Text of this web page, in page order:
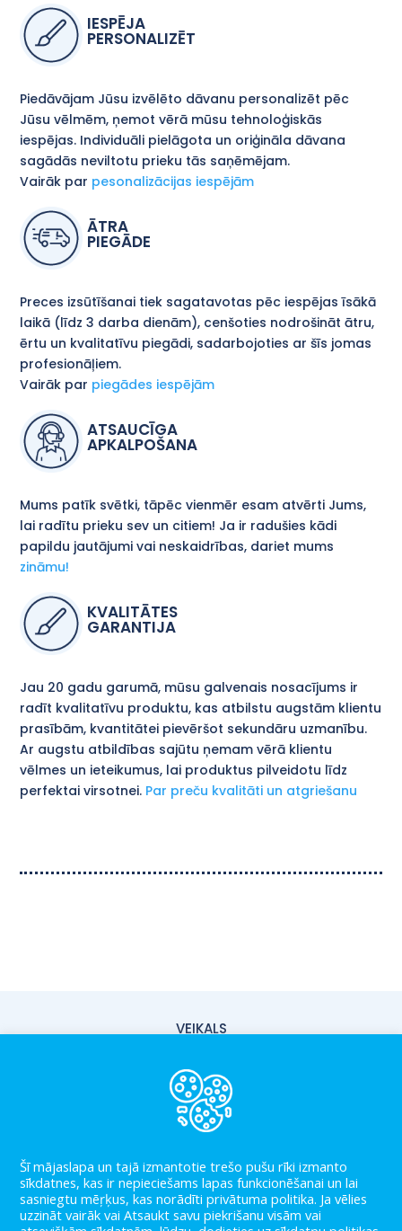
IESPĒJA
PERSONALIZĒT
Piedāvājam Jūsu izvēlēto dāvanu personalizēt pēc
Jūsu vēlmēm, ņemot vērā mūsu tehnoloģiskās
iespējas. Individuāli pielāgota un oriģināla dāvana
sagādās neviltotu prieku tās saņēmējam.
Vairāk par pesonalizācijas iespējām
ĀTRA
PIEGĀDE
Preces izsūtīšanai tiek sagatavotas pēc iespējas īsākā
laikā (līdz 3 darba dienām), cenšoties nodrošināt ātru,
ērtu un kvalitatīvu piegādi, sadarbojoties ar šīs jomas
profesionāļiem.
Vairāk par piegādes iespējām
ATSAUCĪGA
APKALPOŠANA
Mums patīk svētki, tāpēc vienmēr esam atvērti Jums,
lai radītu prieku sev un citiem! Ja ir radušies kādi
papildu jautājumi vai neskaidrības, dariet mums
zināmu!
KVALITĀTES
GARANTIJA
Jau 20 gadu garumā, mūsu galvenais nosacījums ir
radīt kvalitatīvu produktu, kas atbilstu augstām klientu
prasībām, kvantitātei pievēršot sekundāru uzmanību.
Ar augstu atbildības sajūtu ņemam vērā klientu
vēlmes un ieteikumus, lai produktus pilveidotu līdz
perfektai virsotnei. Par preču kvalitāti un atgriešanu
VEIKALS
PAR MUMS
KONTAKTI
LIETOŠANAS NOTEIKUMI
PRIVĀTUMA POLITIKA
Šī mājaslapa un tajā izmantotie trešo pušu rīki izmanto
sīkdatnes, kas ir nepieciešams lapas funkcionēšanai un lai
sasniegtu mēŗķus, kas norādīti privātuma politika. Ja vēlies
uzzināt vairāk vai Atsaukt savu piekrišanu visām vai